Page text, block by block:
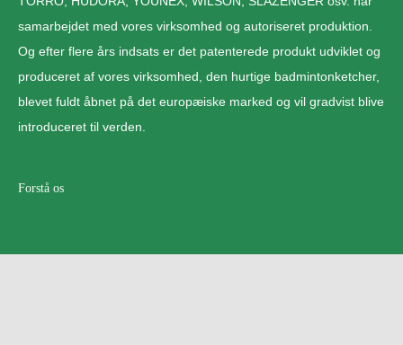
samarbejdet med vores virksomhed og autoriseret produktion.
Og efter flere års indsats er det patenterede produkt udviklet og
produceret af vores virksomhed, den hurtige badmintonketcher,
blevet fuldt åbnet på det europæiske marked og vil gradvist blive
introduceret til verden.
Forstå os